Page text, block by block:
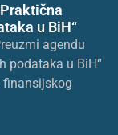
u BiH“
agendu
podataka u BiH“
finansijskog